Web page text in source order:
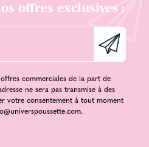
offres exclusives :
commerciales de la part de
ne sera pas transmise à des
votre consentement à tout moment
.